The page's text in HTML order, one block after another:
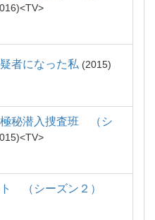
TV
者になった私 2015
秘潜入捜査班 （シ
TV
（シーズン２）